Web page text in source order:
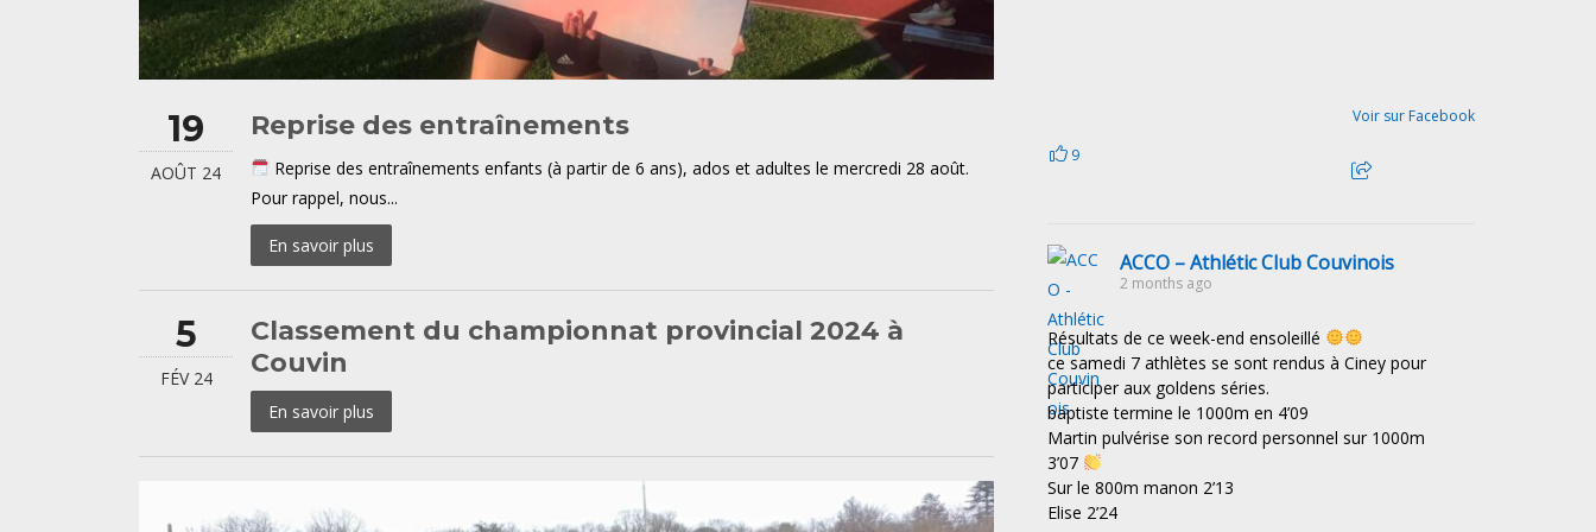
19
AOÛT 24
Reprise des entraînements
Reprise des entraînements enfants (à partir de 6 ans), ados et adultes le mercredi 28 août.
Pour rappel, nous...
En savoir plus
5
FÉV 24
Classement du championnat provincial 2024 à
Couvin
En savoir plus
9
Voir sur Facebook
ACCO – Athlétic Club Couvinois
2 months ago
Résultats de ce week-end ensoleillé
ce samedi 7 athlètes se sont rendus à Ciney pour
participer aux goldens séries.
baptiste termine le 1000m en 4’09
Martin pulvérise son record personnel sur 1000m
3’07
Sur le 800m manon 2’13
Elise 2’24